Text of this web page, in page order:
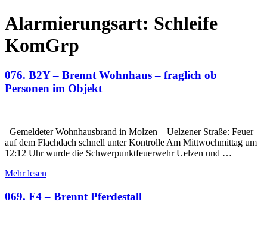
Alarmierungsart: Schleife
KomGrp
076. B2Y – Brennt Wohnhaus – fraglich ob
Personen im Objekt
Gemeldeter Wohnhausbrand in Molzen – Uelzener Straße: Feuer
auf dem Flachdach schnell unter Kontrolle Am Mittwochmittag um
12:12 Uhr wurde die Schwerpunktfeuerwehr Uelzen und …
Mehr lesen
069. F4 – Brennt Pferdestall